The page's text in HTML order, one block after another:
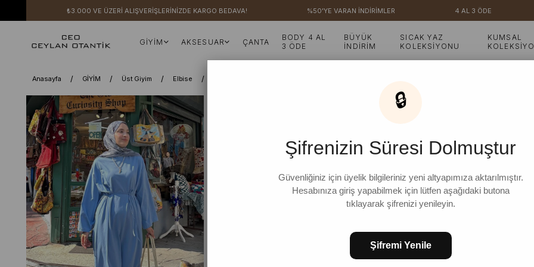
₺3.000 VE ÜZERİ ALIŞVERİŞLERİNİZDE KARGO BEDAVA! %50'YE VARAN İNDİRİMLER 4 AL 3 ÖDE
GİYİM AKSESUAR ÇANTA
BODY 4 AL
3 ÖDE
BÜYÜK
İNDİRİM
SICAK YAZ
KOLEKSİYONU
KUMSAL
Anasayfa GİYİM Üst Giyim Elbise
Mavi Süprem Basic
%
23
₺1.299,99
STD
🔒
Şifrenizin Süresi Dolmuştur
Güvenliğiniz için üyelik bilgileriniz yeni altyapımıza aktarılmıştır.
Hesabınıza giriş yapabilmek için lütfen aşağıdaki butona
tıklayarak şifrenizi yenileyin.
Şifremi Yenile